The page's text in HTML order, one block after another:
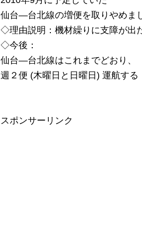
仙台―台北線の増便を取りやめま
◇理由説明：機材繰りに支障が出
◇今後：
仙台―台北線はこれまでどおり、
週２便 (木曜日と日曜日) 運航する
スポンサーリンク